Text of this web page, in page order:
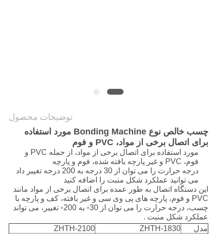
توضیحات محصول
چسب خالص نوع Bonding Machine مورد استفاده
برای اتصال برخی از مواد، PVC و فوم
مورد استفاده برای اتصال برخی از مواد، از جمله PVC و
فوم، PVC و غیر پارچه بافته شده، فوم و پارچه
درجه حرارت را می توان از 30 درجه به 200 درجه تغییر داد
می توانید عملکرد شکل منبت را اضافه کنید
این دستگاه اتصال به طور عمده برای اتصال برخی از مواد مانند
PVC و فوم، پارچه های پی وی سی و غیر بافته، کف و پارچه با
چسب، درجه حرارت را می توان از 30◦ به 200◦ تغییر، می تواند
عملکرد شکل منبت .
مدل
ZHTH-1830
ZHTH-2100